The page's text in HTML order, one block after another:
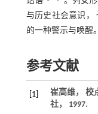
与历史社会意识，
的一种警示与唤醒。
参考文献
[1] 崔高维， 校
社， 1997.